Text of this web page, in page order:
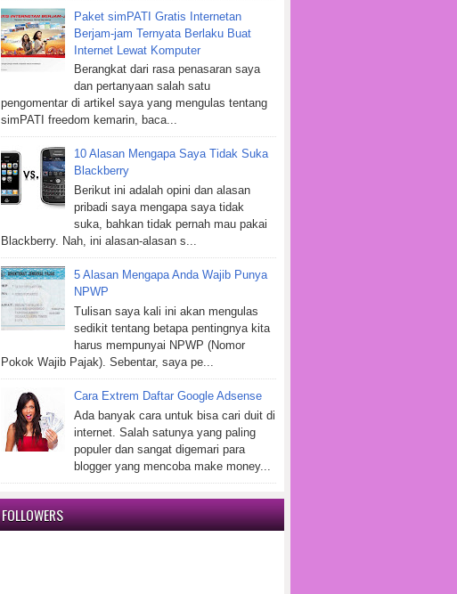
Paket simPATI Gratis Internetan
Berjam-jam Ternyata Berlaku Buat
Internet Lewat Komputer
Berangkat dari rasa penasaran saya
dan pertanyaan salah satu
pengomentar di artikel saya yang mengulas tentang
simPATI freedom kemarin, baca...
10 Alasan Mengapa Saya Tidak Suka
Blackberry
Berikut ini adalah opini dan alasan
pribadi saya mengapa saya tidak
suka, bahkan tidak pernah mau pakai
Blackberry. Nah, ini alasan-alasan s...
5 Alasan Mengapa Anda Wajib Punya
NPWP
Tulisan saya kali ini akan mengulas
sedikit tentang betapa pentingnya kita
harus mempunyai NPWP (Nomor
Pokok Wajib Pajak). Sebentar, saya pe...
Cara Extrem Daftar Google Adsense
Ada banyak cara untuk bisa cari duit di
internet. Salah satunya yang paling
populer dan sangat digemari para
blogger yang mencoba make money...
FOLLOWERS